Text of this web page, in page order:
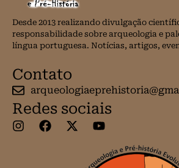
Desde 2013 realizando divulgação
responsabilidade sobre arqueologia e
língua portuguesa. Notícias, artigos,
Contato
Redes sociais